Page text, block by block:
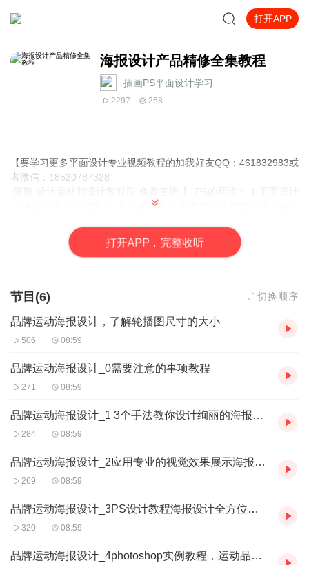
打开APP
海报设计产品精修全集教程
插画PS平面设计学习
2297 268
【要学习更多平面设计专业视频教程的加我好友QQ：461832983或
者微信：18520787328
2.修复照片 3.广告摄影 4.影像创意 5. 艺术文字 6.网页制作 7.建筑
11.视觉创意 12.图标设计 13.界面设计 14.影视后期
就比如你学会了平面设计可以去：广告公司 平面设计公司 室内设计
楼婚纱 专门的VI UI设计师等等）
要学习更多视频教程可以联系小编噢
打开APP，完整收听
节目(6) 切换顺序
品牌运动海报设计，了解轮播图尺寸的大小
506 08:59
品牌运动海报设计_0需要注意的事项教程
271 08:59
品牌运动海报设计_1 3个手法教你设计绚丽的海报设计教程
284 08:59
品牌运动海报设计_2应用专业的视觉效果展示海报手法
269 08:59
品牌运动海报设计_3PS设计教程海报设计全方位指南!高手教你零基础搞定海报设计
320 08:59
品牌运动海报设计_4photoshop实例教程，运动品牌海报制作教程